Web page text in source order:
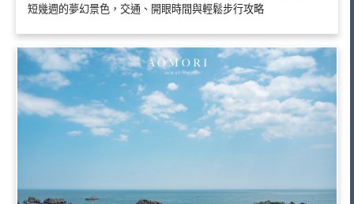
短幾週的夢幻景色，交通、開眼時間與輕鬆步行攻略